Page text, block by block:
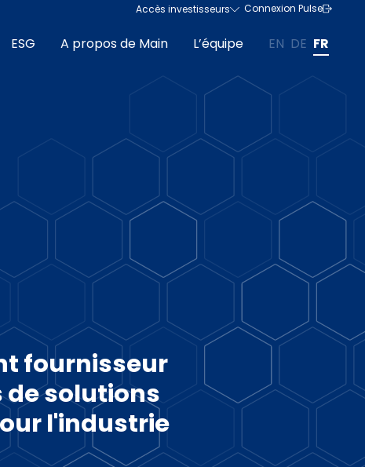
Accès investisseurs Connexion Pulse
ESG A propos de Main L’équipe EN DE FR
fournisseur
solutions
l'industrie